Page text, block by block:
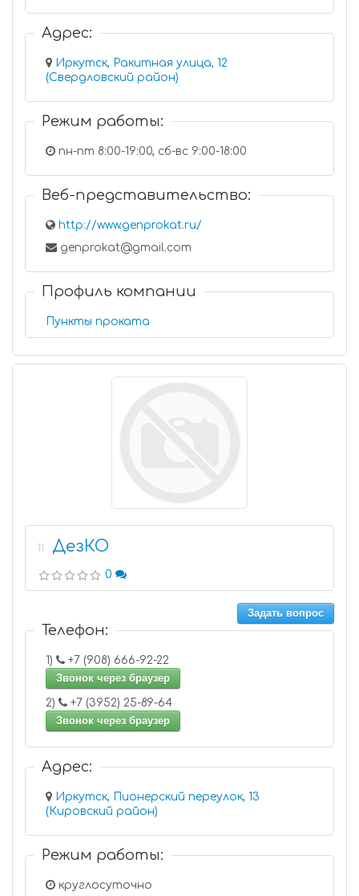
Адрес:
Иркутск, Ракитная улица, 12
(Свердловский район)
Режим работы:
пн-пт 8:00-19:00, сб-вс 9:00-18:00
Веб-представительство:
http://www.genprokat.ru/
genprokat@gmail.com
Профиль компании
Пункты проката
11 ДезКО
0
Задать вопрос
Телефон:
1)
+7 (908) 666-92-22
Звонок через браузер
2)
+7 (3952) 25-89-64
Звонок через браузер
Адрес:
Иркутск, Пионерский переулок, 13
(Кировский район)
Режим работы:
круглосуточно